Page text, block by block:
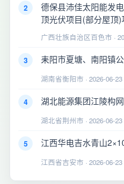
2
德保县沛佳太阳能发
顶光伏项目(部分屋顶)
广西壮族自治区百色市 ·
3 耒阳市夏塘、南阳镇
湖南省衡阳市 · 2026-06-23
4 湖北能源集团江陵构
湖北省荆州市 · 2026-06-23
5 江西华电吉水青山
江西省吉安市 · 2026-06-23